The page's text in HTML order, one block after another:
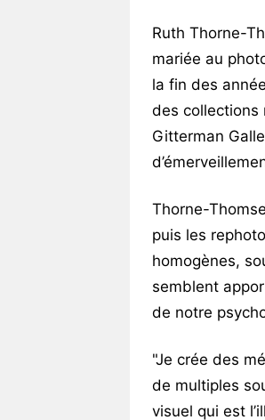
Ruth Thorne-
mariée au
la fin des
des collections
Gitterman
Thorne-
puis les
homogènes,
semblent
de notre
"Je crée des
de multiples
visuel qui est